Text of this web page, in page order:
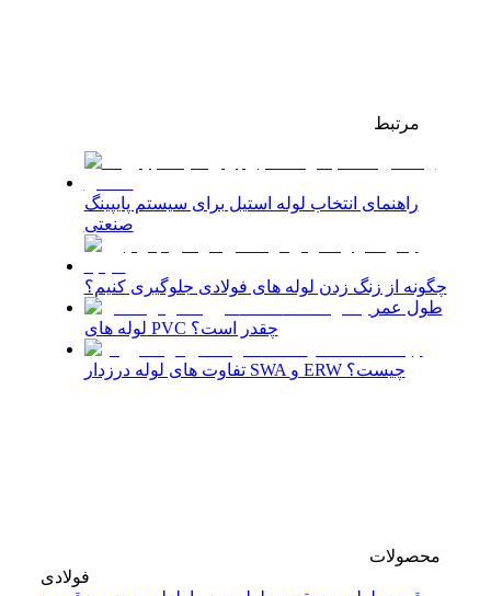
مرتبط
راهنمای انتخاب لوله استیل برای سیستم‌ پایپینگ
صنعتی
چگونه از زنگ زدن لوله های فولادی جلوگیری کنیم؟
طول عمر
لوله های PVC چقدر است؟
تفاوت های لوله درزدار SWA و ERW چیست؟
محصولات
فولادی